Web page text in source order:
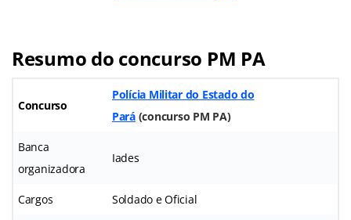
Resumo do concurso PM PA
Concurso
Polícia Militar do Estado do
Pará(concurso PM PA)
Banca
organizadora
Iades
Cargos Soldado e Oficial